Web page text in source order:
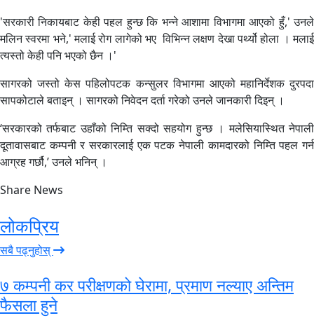
'सरकारी निकायबाट केही पहल हुन्छ कि भन्ने आशामा विभागमा आएको हुँ,' उनले
मलिन स्वरमा भने,' मलाई रोग लागेको भए विभिन्न लक्षण देखा पर्थ्यो होला । मलाई
त्यस्तो केही पनि भएको छैन ।'
सागरको जस्तो केस पहिलोपटक कन्सुलर विभागमा आएको महानिर्देशक दुरपदा
सापकोटाले बताइन् । सागरको निवेदन दर्ता गरेको उनले जानकारी दिइन् ।
‘सरकारको तर्फबाट उहाँको निम्ति सक्दो सहयोग हुन्छ । मलेसियास्थित नेपाली
दूतावासबाट कम्पनी र सरकारलाई एक पटक नेपाली कामदारको निम्ति पहल गर्न
आग्रह गर्छौ,’ उनले भनिन् ।
Share News
लोकप्रिय
सबै पढ्नुहोस्
७ कम्पनी कर परीक्षणको घेरामा, प्रमाण नल्याए अन्तिम
फैसला हुने